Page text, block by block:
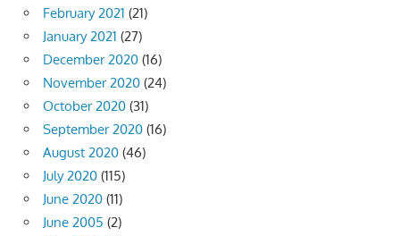
February 2021 (21)
January 2021 (27)
December 2020 (16)
November 2020 (24)
October 2020 (31)
September 2020 (16)
August 2020 (46)
July 2020 (115)
June 2020 (11)
June 2005 (2)